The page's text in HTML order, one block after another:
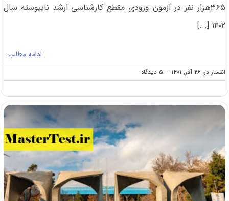
۳۶۵هزار نفر در آزمون ورودی مقطع کارشناسی ارشد ناپیوسته سال
۱۴۰۲ [...]
ادامه مطلب…
انتشار در: ۲۶ آذر, ۱۴۰۱ -- ۵ دیدگاه
on
ثبت
بیش
۳۶۵هزار
نفر
در
کنکور
ارشد
۱۴۰۲
تاکنون